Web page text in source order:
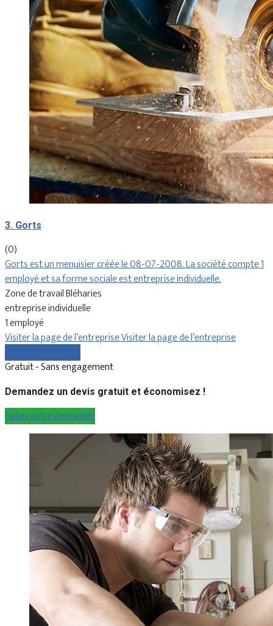
3. Gorts
(0)
Gorts est un menuisier créée le 08-07-2008. La société compte 1
employé et sa forme sociale est entreprise individuelle.
Zone de travail Bléharies
entreprise individuelle
1 employé
Visiter la page de l’entrepriseVisiter la page de l’entreprise
Gratuit - Sans engagement
Demandez un devis gratuit et économisez !
Faites votre demande !